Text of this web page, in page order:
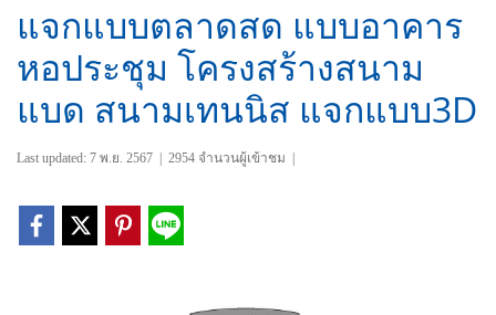
แจกแบบตลาดสด แบบอาคาร
หอประชุม โครงสร้างสนาม
แบด สนามเทนนิส แจกแบบ3D
Last updated: 7 พ.ย. 2567 2954 จำนวนผู้เข้าชม